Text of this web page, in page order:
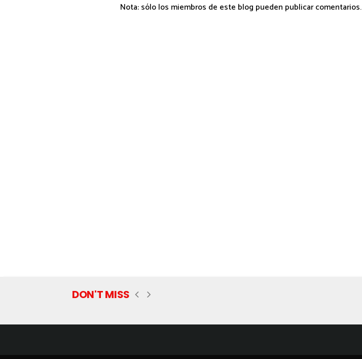
Nota: sólo los miembros de este blog pueden publicar comentarios.
DON'T MISS